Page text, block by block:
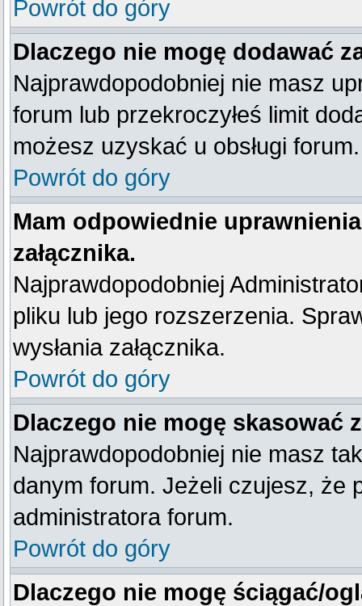
Powrót do góry
Dlaczego nie mogę dodawać
Najprawdopodobniej nie masz
forum lub przekroczyłeś limit
możesz uzyskać u obsługi forum.
Powrót do góry
Mam odpowiednie
załącznika.
Najprawdopodobniej
pliku lub jego rozszerzenia.
wysłania załącznika.
Powrót do góry
Dlaczego nie mogę skasować
Najprawdopodobniej nie masz
danym forum. Jeżeli czujesz, że
administratora forum.
Powrót do góry
Dlaczego nie mogę ściągać/